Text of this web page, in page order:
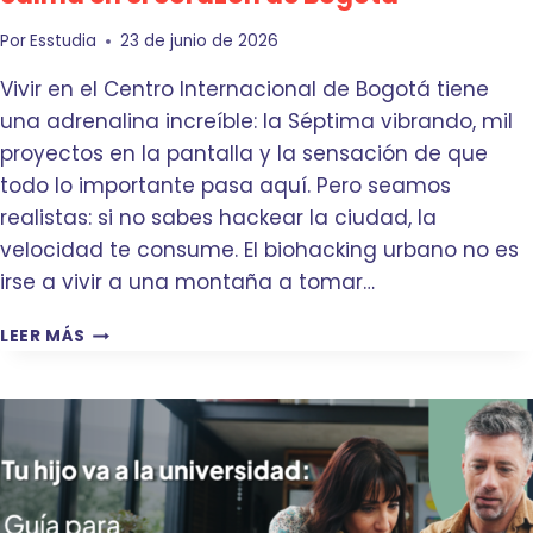
Q
E
E
P
I
E
E
C
A
N
E
C
E
N
T
O
I
N
A
O
N
A
PorEsstudia 23 de junio de 2026
Vivir en el Centro Internacional de Bogotá tiene
una adrenalina increíble: la Séptima vibrando, mil
proyectos en la pantalla y la sensación de que
todo lo importante pasa aquí. Pero seamos
realistas: si no sabes hackear la ciudad, la
velocidad te consume. El biohacking urbano no es
irse a vivir a una montaña a tomar…
LEER MÁS B
H
K
I